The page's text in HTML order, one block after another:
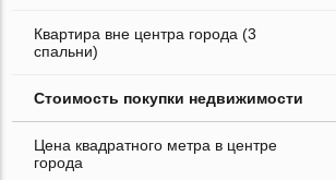
Квартира вне центра города (3
спальни)
Стоимость покупки недвижимости
Цена квадратного метра в центре
города